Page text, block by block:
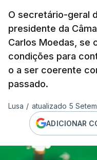
O secretário-geral
presidente da
Carlos Moedas, se
condições para
o a ser coerente
passado.
Lusa / atualizado 5
ADICIONAR